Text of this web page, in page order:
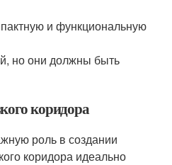
и функциональную
но они должны быть
коридора
роль в создании
коридора идеально